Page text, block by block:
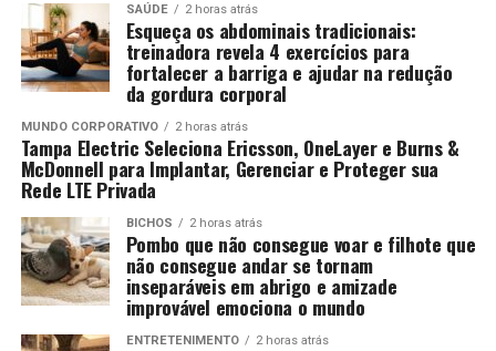
SAÚDE 2 horas atrás
Esqueça os abdominais tradicionais:
treinadora revela 4 exercícios para
fortalecer a barriga e ajudar na redução
da gordura corporal
MUNDO CORPORATIVO 2 horas atrás
Tampa Electric Seleciona Ericsson, OneLayer e Burns &
McDonnell para Implantar, Gerenciar e Proteger sua
Rede LTE Privada
BICHOS 2 horas atrás
Pombo que não consegue voar e filhote que
não consegue andar se tornam
inseparáveis em abrigo e amizade
improvável emociona o mundo
ENTRETENIMENTO 2 horas atrás